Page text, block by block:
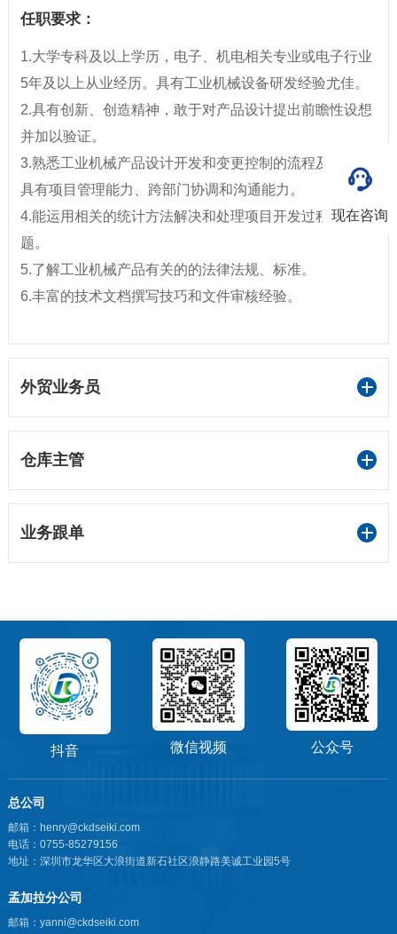
任职要求：
1.大学专科及以上学历，电子、机电相关专业或电子行业
5年及以上从业经历。具有工业机械设备研发经验尤佳。
2.具有创新、创造精神，敢于对产品设计提出前瞻性设想
并加以验证。
3.熟悉工业机械产品设计开发和变更控制的流程及要求，
具有项目管理能力、跨部门协调和沟通能力。
4.能运用相关的统计方法解决和处理项目开发过程中的问
题。
5.了解工业机械产品有关的的法律法规、标准。
6.丰富的技术文档撰写技巧和文件审核经验。
外贸业务员
仓库主管
业务跟单
抖音 微信视频 公众号
总公司
邮箱：henry@ckdseiki.com
电话：0755-85279156
地址：深圳市龙华区大浪街道新石社区浪静路美诚工业园5号
孟加拉分公司
邮箱：yanni@ckdseiki.com
现在咨询